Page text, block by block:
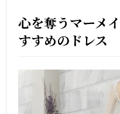
心を奪うマーメ
すすめのドレス